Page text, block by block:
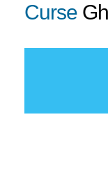
Curse